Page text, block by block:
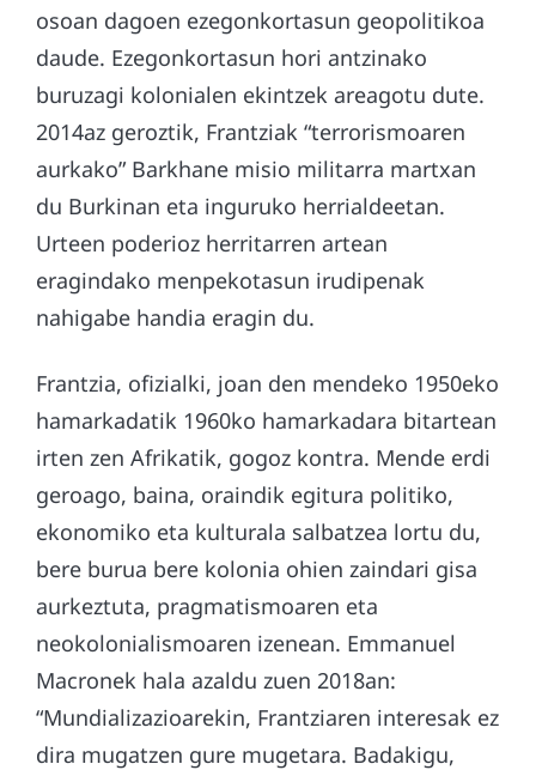
osoan dagoen ezegonkortasun geopolitikoa
daude. Ezegonkortasun hori antzinako
buruzagi kolonialen ekintzek areagotu dute.
2014az geroztik, Frantziak “terrorismoaren
aurkako” Barkhane misio militarra martxan
du Burkinan eta inguruko herrialdeetan.
Urteen poderioz herritarren artean
eragindako menpekotasun irudipenak
nahigabe handia eragin du.
Frantzia, ofizialki, joan den mendeko 1950eko
hamarkadatik 1960ko hamarkadara bitartean
irten zen Afrikatik, gogoz kontra. Mende erdi
geroago, baina, oraindik egitura politiko,
ekonomiko eta kulturala salbatzea lortu du,
bere burua bere kolonia ohien zaindari gisa
aurkeztuta, pragmatismoaren eta
neokolonialismoaren izenean. Emmanuel
Macronek hala azaldu zuen 2018an:
“Mundializazioarekin, Frantziaren interesak ez
dira mugatzen gure mugetara. Badakigu,